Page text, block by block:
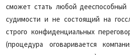
сможет стать любой
судимости и не состоящий на
строго конфиденциальных
(процедура оговаривается